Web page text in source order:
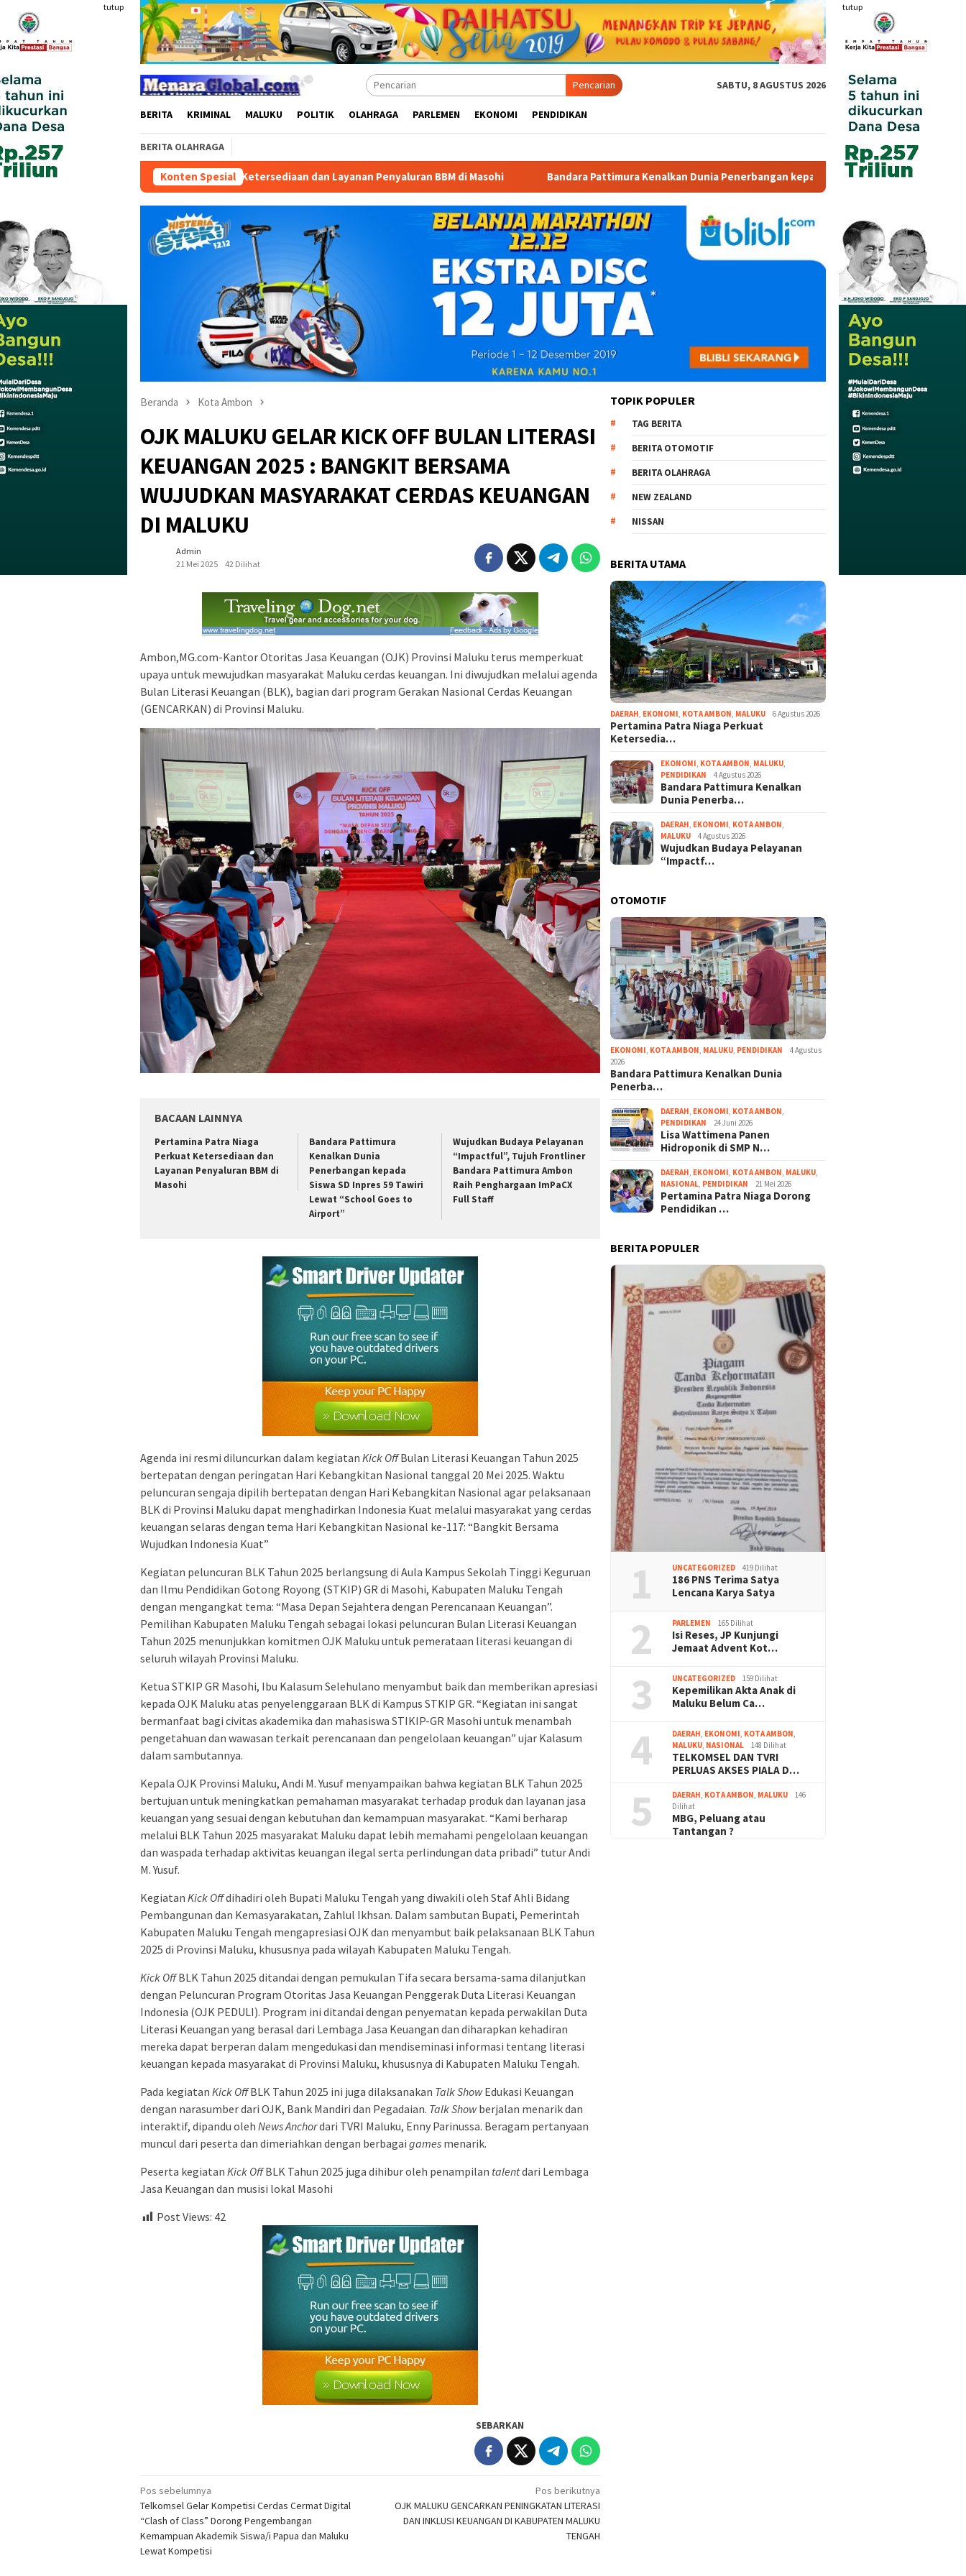
konten
tutup tutup
Pencarian SABTU, 8 AGUSTUS 2026
BERITA KRIMINAL MALUKU POLITIK OLAHRAGA PARLEMEN EKONOMI PENDIDIKAN
BERITA OLAHRAGA
Konten Spesial
Patra Niaga Perkuat Ketersediaan dan Layanan Penyaluran BBM di Masohi Bandara Pattimura Kenalkan Dunia Penerbangan kepada Siswa SD Inpres 59 Tawiri Lewat “School Goes to
Beranda Kota Ambon
OJK MALUKU GELAR KICK OFF BULAN LITERASI
KEUANGAN 2025 : BANGKIT BERSAMA
WUJUDKAN MASYARAKAT CERDAS KEUANGAN
DI MALUKU
Admin
21 Mei 2025
42 Dilihat
Ambon,MG.com-Kantor Otoritas Jasa Keuangan (OJK) Provinsi Maluku terus memperkuat
upaya untuk mewujudkan masyarakat Maluku cerdas keuangan. Ini diwujudkan melalui agenda
Bulan Literasi Keuangan (BLK), bagian dari program Gerakan Nasional Cerdas Keuangan
(GENCARKAN) di Provinsi Maluku.
BACAAN LAINNYA
Pertamina Patra Niaga
Perkuat Ketersediaan dan
Layanan Penyaluran BBM di
Masohi
Bandara Pattimura
Kenalkan Dunia
Penerbangan kepada
Siswa SD Inpres 59 Tawiri
Lewat “School Goes to
Airport”
Wujudkan Budaya Pelayanan
“Impactful”, Tujuh Frontliner
Bandara Pattimura Ambon
Raih Penghargaan ImPaCX
Full Staff
Agenda ini resmi diluncurkan dalam kegiatan Kick OffBulan Literasi Keuangan Tahun 2025
bertepatan dengan peringatan Hari Kebangkitan Nasional tanggal 20 Mei 2025. Waktu
peluncuran sengaja dipilih bertepatan dengan Hari Kebangkitan Nasional agar pelaksanaan
BLK di Provinsi Maluku dapat menghadirkan Indonesia Kuat melalui masyarakat yang cerdas
keuangan selaras dengan tema Hari Kebangkitan Nasional ke-117: “Bangkit Bersama
Wujudkan Indonesia Kuat”
Kegiatan peluncuran BLK Tahun 2025 berlangsung di Aula Kampus Sekolah Tinggi Keguruan
dan Ilmu Pendidikan Gotong Royong (STKIP) GR di Masohi, Kabupaten Maluku Tengah
dengan mengangkat tema: “Masa Depan Sejahtera dengan Perencanaan Keuangan”.
Pemilihan Kabupaten Maluku Tengah sebagai lokasi peluncuran Bulan Literasi Keuangan
Tahun 2025 menunjukkan komitmen OJK Maluku untuk pemerataan literasi keuangan di
seluruh wilayah Provinsi Maluku.
Ketua STKIP GR Masohi, Ibu Kalasum Selehulano menyambut baik dan memberikan apresiasi
kepada OJK Maluku atas penyelenggaraan BLK di Kampus STKIP GR. “Kegiatan ini sangat
bermanfaat bagi civitas akademika dan mahasiswa STIKIP-GR Masohi untuk menambah
pengetahuan dan wawasan terkait perencanaan dan pengelolaan keuangan” ujar Kalasum
dalam sambutannya.
Kepala OJK Provinsi Maluku, Andi M. Yusuf menyampaikan bahwa kegiatan BLK Tahun 2025
bertujuan untuk meningkatkan pemahaman masyarakat terhadap produk dan layanan jasa
keuangan yang sesuai dengan kebutuhan dan kemampuan masyarakat. “Kami berharap
melalui BLK Tahun 2025 masyarakat Maluku dapat lebih memahami pengelolaan keuangan
dan waspada terhadap aktivitas keuangan ilegal serta perlindungan data pribadi” tutur Andi
M. Yusuf.
Kegiatan Kick Offdihadiri oleh Bupati Maluku Tengah yang diwakili oleh Staf Ahli Bidang
Pembangunan dan Kemasyarakatan, Zahlul Ikhsan. Dalam sambutan Bupati, Pemerintah
Kabupaten Maluku Tengah mengapresiasi OJK dan menyambut baik pelaksanaan BLK Tahun
2025 di Provinsi Maluku, khususnya pada wilayah Kabupaten Maluku Tengah.
Kick OffBLK Tahun 2025 ditandai dengan pemukulan Tifa secara bersama-sama dilanjutkan
dengan Peluncuran Program Otoritas Jasa Keuangan Penggerak Duta Literasi Keuangan
Indonesia (OJK PEDULI). Program ini ditandai dengan penyematan kepada perwakilan Duta
Literasi Keuangan yang berasal dari Lembaga Jasa Keuangan dan diharapkan kehadiran
mereka dapat berperan dalam mengedukasi dan mendiseminasi informasi tentang literasi
keuangan kepada masyarakat di Provinsi Maluku, khususnya di Kabupaten Maluku Tengah.
Pada kegiatan Kick OffBLK Tahun 2025 ini juga dilaksanakan Talk ShowEdukasi Keuangan
dengan narasumber dari OJK, Bank Mandiri dan Pegadaian. Talk Showberjalan menarik dan
interaktif, dipandu oleh News Anchordari TVRI Maluku, Enny Parinussa. Beragam pertanyaan
muncul dari peserta dan dimeriahkan dengan berbagai games menarik.
Peserta kegiatan Kick OffBLK Tahun 2025 juga dihibur oleh penampilan talentdari Lembaga
Jasa Keuangan dan musisi lokal Masohi
Post Views: 42
SEBARKAN
Navigasi
pos
Pos sebelumnya
Telkomsel Gelar Kompetisi Cerdas Cermat Digital
“Clash of Class” Dorong Pengembangan
Kemampuan Akademik Siswa/i Papua dan Maluku
Lewat Kompetisi
Pos berikutnya
OJK MALUKU GENCARKAN PENINGKATAN LITERASI
DAN INKLUSI KEUANGAN DI KABUPATEN MALUKU
TENGAH
TOPIK POPULER
TAG BERITA
BERITA OTOMOTIF
BERITA OLAHRAGA
NEW ZEALAND
NISSAN
BERITA UTAMA
DAERAH, EKONOMI, KOTA AMBON, MALUKU 6 Agustus 2026
Pertamina Patra Niaga Perkuat
Ketersedia…
EKONOMI, KOTA AMBON, MALUKU,
PENDIDIKAN
4 Agustus 2026
Bandara Pattimura Kenalkan
Dunia Penerba…
DAERAH, EKONOMI, KOTA AMBON,
MALUKU
4 Agustus 2026
Wujudkan Budaya Pelayanan
“Impactf…
OTOMOTIF
EKONOMI, KOTA AMBON, MALUKU, PENDIDIKAN
4 Agustus
2026
Bandara Pattimura Kenalkan Dunia
Penerba…
DAERAH, EKONOMI, KOTA AMBON,
PENDIDIKAN
24 Juni 2026
Lisa Wattimena Panen
Hidroponik di SMP N…
DAERAH, EKONOMI, KOTA AMBON, MALUKU,
NASIONAL, PENDIDIKAN 21 Mei 2026
Pertamina Patra Niaga Dorong
Pendidikan …
BERITA POPULER
1 UNCATEGORIZED 419 Dilihat
186 PNS Terima Satya
Lencana Karya Satya
2 PARLEMEN 165 Dilihat
Isi Reses, JP Kunjungi
Jemaat Advent Kot…
3 UNCATEGORIZED 159 Dilihat
Kepemilikan Akta Anak di
Maluku Belum Ca…
4 DAERAH, EKONOMI, KOTA AMBON,
MALUKU, NASIONAL 148 Dilihat
TELKOMSEL DAN TVRI
PERLUAS AKSES PIALA D…
5 DAERAH, KOTA AMBON, MALUKU
146
Dilihat
MBG, Peluang atau
Tantangan ?